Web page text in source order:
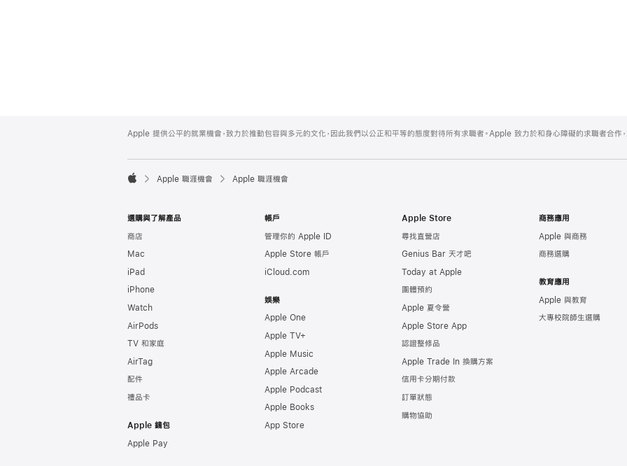
Footer
Apple 提供公平的就業機會，致力於推動包容與多元的文化，因此我們以公正和平等的態度對待所有求職者。Apple 致力於和身心障礙的求職者合作，

Apple 職涯機會 Apple 職涯機會
選購與了解產品
商店
Mac
iPad
iPhone
Watch
AirPods
TV 和家庭
AirTag
配件
禮品卡
Apple 錢包
Apple Pay
帳戶
管理你的 Apple ID
Apple Store 帳戶
iCloud.com
娛樂
Apple One
Apple TV+
Apple Music
Apple Arcade
Apple Podcast
Apple Books
App Store
Apple Store
尋找直營店
Genius Bar 天才吧
Today at Apple
團體預約
Apple 夏令營
Apple Store App
認證整修品
Apple Trade In 換購方案
信用卡分期付款
訂單狀態
購物協助
商務應用
Apple 與商務
商務選購
教育應用
Apple 與教育
大專校院師生選購